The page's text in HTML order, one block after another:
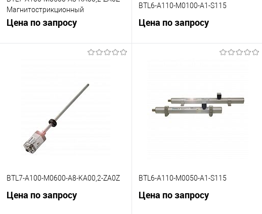
Магнитострикционный
преобразователь линейных
Цена по запросу
В корзину
BTL6-A110-M0100-A1-S115
Цена по запросу
В корзину
В избранное
Под заказ
BTL7-A100-M0600-A8-KA00,2-ZA0Z
Цена по запросу
BTL6-A110-M0050-A1-S115
Цена по запросу